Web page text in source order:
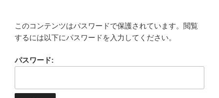
このコンテンツはパスワードで保護されています。閲覧
するには以下にパスワードを入力してください。
パスワード: